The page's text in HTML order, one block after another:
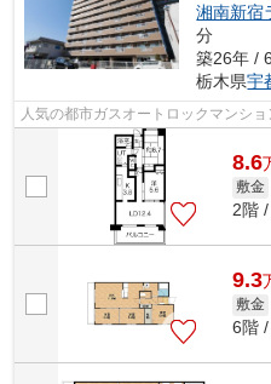
湘南新宿
分
築26年 /
栃木県宇
人気の都市ガスオートロックマンショ
8.6
敷金
2階
9.3
敷金
6階